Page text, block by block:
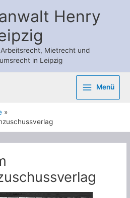
Henry
Mietrecht und
in Leipzig
Main
Menü